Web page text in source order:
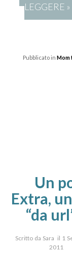
LEGGERE »
Pubblicato inMom
Un
Extra, un
“da
Scritto da Sara il 1
2011